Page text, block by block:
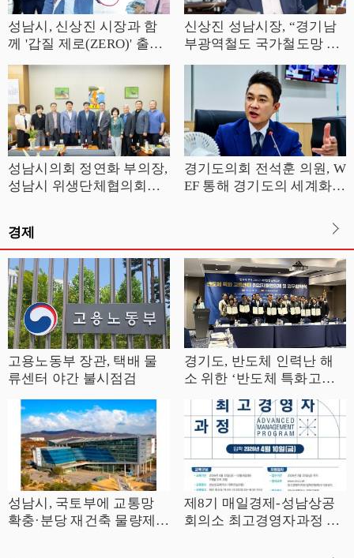
성남시, 신상진 시장과 함
께 '갑질 제로(ZERO)' 출근
길 청렴 캠페인
신상진 성남시장, “경기남
부광역철도 국가철도망 반
영에 시정 역량 집중”
성남시의회 정연화 부의장,
성남시 위생단체협의회와
경기도의회 전석훈 의원, W
EF 통해 경기도의 세계화
경제
고용노동부 장관, 택배 물
류센터 야간 불시점검
경기도, 반도체 인력난 해
소 위한 ‘반도체 특화고용
센터’ 본격 가동
성남시, 국토부에 교통망
확충·분당 재건축 물량제한
제8기 매일경제-성남상공
회의소 최고경영자과정 모